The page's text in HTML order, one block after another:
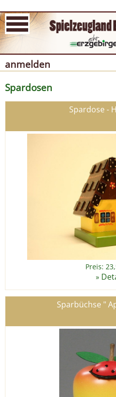
anmelden
Spardosen
Spardose -
Preis:
»
Sparbüchse "